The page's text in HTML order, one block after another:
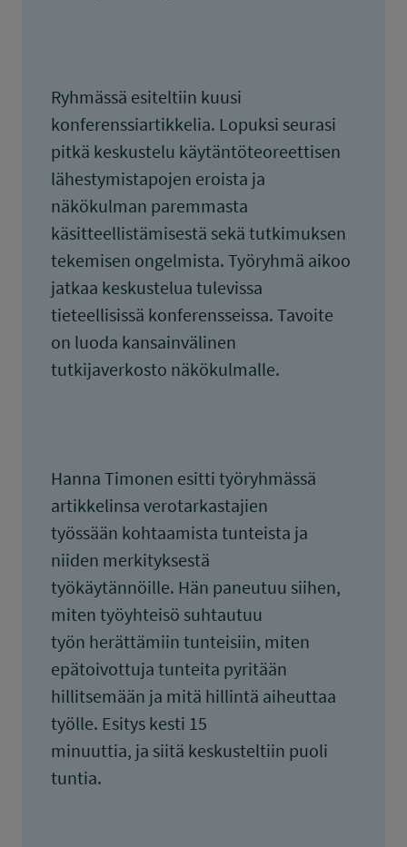
Ryhmässä esiteltiin kuusi
konferenssiartikkelia. Lopuksi seurasi
pitkä keskustelu käytäntöteoreettisen
lähestymistapojen eroista ja
näkökulman paremmasta
käsitteellistämisestä sekä tutkimuksen
tekemisen ongelmista. Työryhmä aikoo
jatkaa keskustelua tulevissa
tieteellisissä konferensseissa. Tavoite
on luoda kansainvälinen
tutkijaverkosto näkökulmalle.
Hanna Timonen esitti työryhmässä
artikkelinsa verotarkastajien
työssään kohtaamista tunteista ja
niiden merkityksestä
työkäytännöille. Hän paneutuu siihen,
miten työyhteisö suhtautuu
työn herättämiin tunteisiin, miten
epätoivottuja tunteita pyritään
hillitsemään ja mitä hillintä aiheuttaa
työlle. Esitys kesti 15
minuuttia, ja siitä keskusteltiin puoli
tuntia.